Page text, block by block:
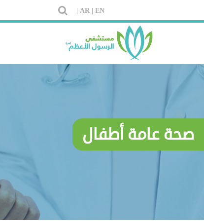
AR | EN |
صحة عامة أطفال